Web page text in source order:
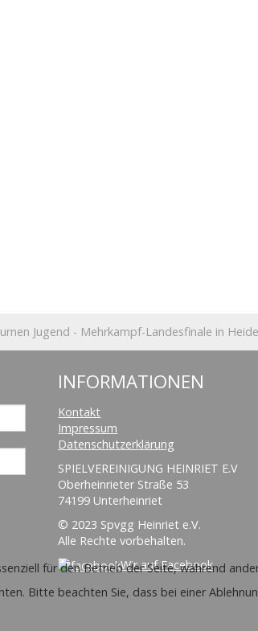
Jugend - Mehrkampf-Landesfinale in
INFORMATIONEN
Kontakt
Impressum
Datenschutzerklärung
SPIELVEREINIGUNG HEINRIET E.V
Oberheinrieter Straße 53
74199 Unterheinriet
© 2023 Spvgg Heinriet e.V.
Alle Rechte vorbehalten.
Wir auf Facebook
für den Betrieb der Seite, während
Bitte beachten Sie, dass bei einer